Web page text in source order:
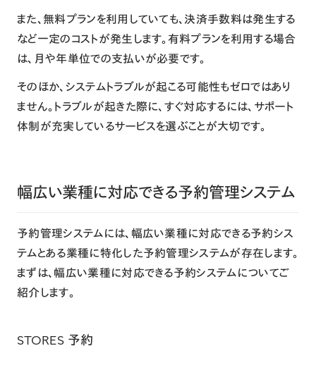
また、無料プランを利用していても、決済手数料は発生する
など一定のコストが発生します。有料プランを利用する場合
は、月や年単位での支払いが必要です。
そのほか、システムトラブルが起こる可能性もゼロではあり
ません。トラブルが起きた際に、すぐ対応するには、サポート
体制が充実しているサービスを選ぶことが大切です。
幅広い業種に対応できる予約管理システム
予約管理システムには、幅広い業種に対応できる予約シス
テムとある業種に特化した予約管理システムが存在します。
まずは、幅広い業種に対応できる予約システムについてご
紹介します。
STORES 予約